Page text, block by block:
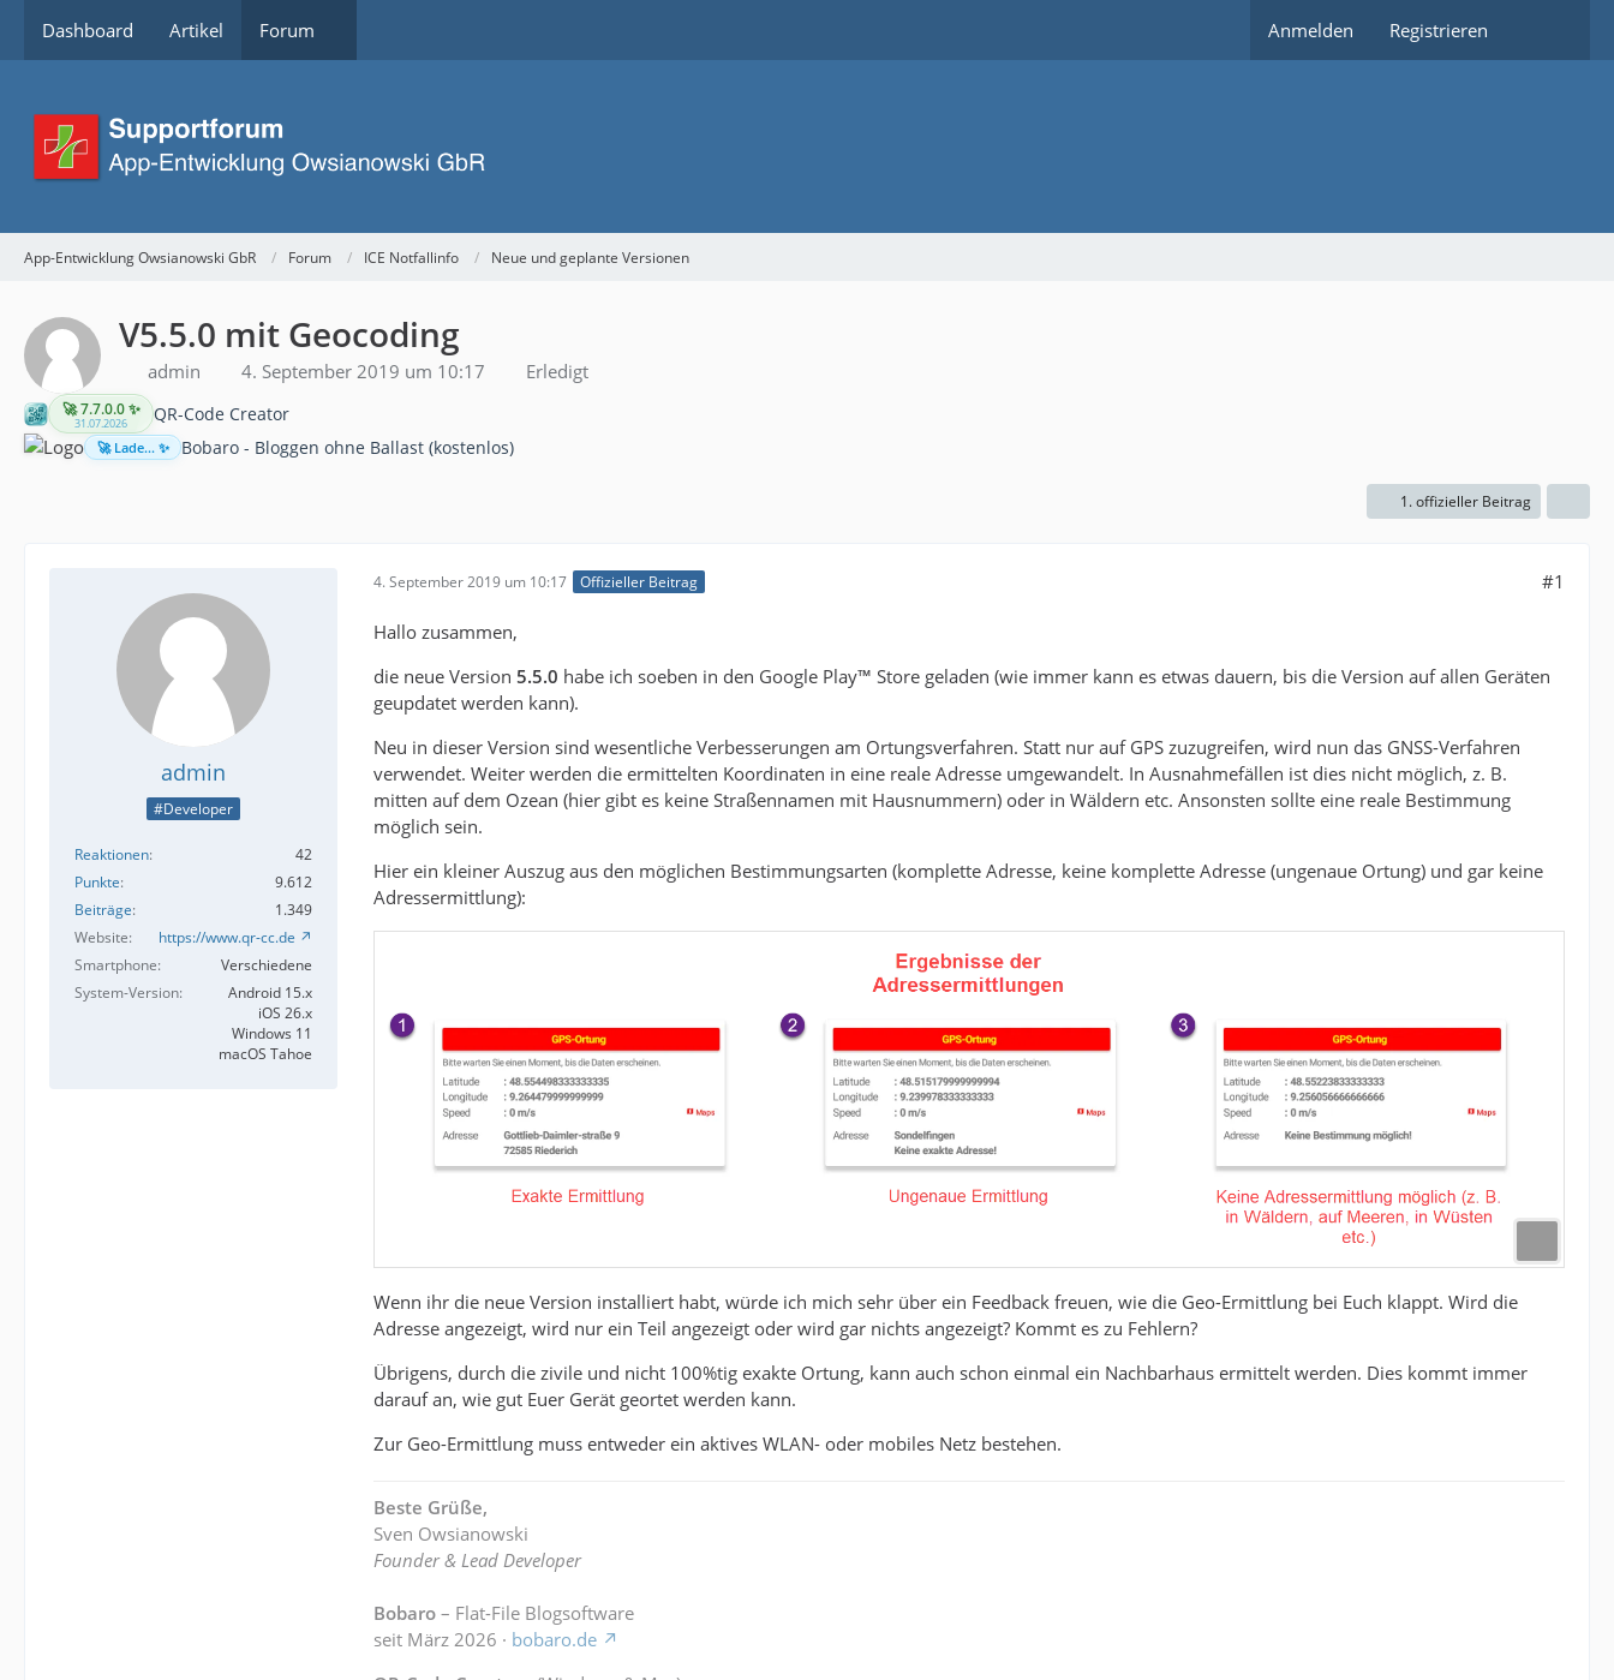
Dashboard Artikel Forum Anmelden Registrieren
App-Entwicklung Owsianowski GbR Forum ICE Notfallinfo Neue und geplante Versionen
V5.5.0 mit Geocoding
admin 4. September 2019 um 10:17 Erledigt
🚀 7.7.0.0 ✨
31.07.2026 QR-Code Creator
🚀 Lade... ✨ Bobaro - Bloggen ohne Ballast (kostenlos)
1. offizieller Beitrag
admin
#Developer
Reaktionen
42
Punkte
9.612
Beiträge
1.349
Website
https://www.qr-cc.de
Smartphone
Verschiedene
System-Version
Android 15.x
iOS 26.x
Windows 11
macOS Tahoe
4. September 2019 um 10:17 Offizieller Beitrag #1
Hallo zusammen,
die neue Version 5.5.0 habe ich soeben in den Google Play™ Store geladen (wie immer kann es etwas dauern, bis die Version auf allen Geräten
geupdatet werden kann).
Neu in dieser Version sind wesentliche Verbesserungen am Ortungsverfahren. Statt nur auf GPS zuzugreifen, wird nun das GNSS-Verfahren
verwendet. Weiter werden die ermittelten Koordinaten in eine reale Adresse umgewandelt. In Ausnahmefällen ist dies nicht möglich, z. B.
mitten auf dem Ozean (hier gibt es keine Straßennamen mit Hausnummern) oder in Wäldern etc. Ansonsten sollte eine reale Bestimmung
möglich sein.
Hier ein kleiner Auszug aus den möglichen Bestimmungsarten (komplette Adresse, keine komplette Adresse (ungenaue Ortung) und gar keine
Adressermittlung):
Wenn ihr die neue Version installiert habt, würde ich mich sehr über ein Feedback freuen, wie die Geo-Ermittlung bei Euch klappt. Wird die
Adresse angezeigt, wird nur ein Teil angezeigt oder wird gar nichts angezeigt? Kommt es zu Fehlern?
Übrigens, durch die zivile und nicht 100%tig exakte Ortung, kann auch schon einmal ein Nachbarhaus ermittelt werden. Dies kommt immer
darauf an, wie gut Euer Gerät geortet werden kann.
Zur Geo-Ermittlung muss entweder ein aktives WLAN- oder mobiles Netz bestehen.
Beste Grüße,
Sven Owsianowski
Founder & Lead Developer
Bobaro – Flat-File Blogsoftware
seit März 2026 · bobaro.de